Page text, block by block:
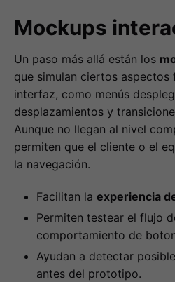
Mockups
Un paso más allá están los
que simulan ciertos aspectos
interfaz, como menús
desplazamientos y
Aunque no llegan al nivel
permiten que el cliente o el
la navegación.
Facilitan la experiencia
Permiten testear el flujo
comportamiento de
Ayudan a detectar
antes del prototipo.